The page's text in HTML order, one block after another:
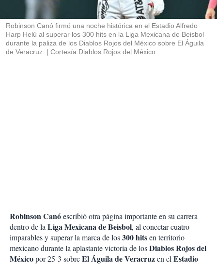
Robinson Canó firmó una noche histórica en el Estadio Alfredo
Harp Helú al superar los 300 hits en la Liga Mexicana de Beisbol
durante la paliza de los Diablos Rojos del México sobre El Águila
de Veracruz.
Cortesía Diablos Rojos del México
Robinson Canóescribió otra página importante en su carrera
dentro de laLiga Mexicana de Beisbol, al conectar cuatro
imparables y superar la marca de los300 hitsen territorio
mexicano durante la aplastante victoria de losDiablos Rojos del
Méxicopor 25-3 sobreEl Águila de Veracruzen elEstadio